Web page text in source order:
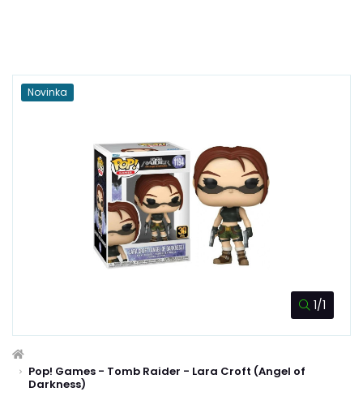
Novinka
1/1
Pop! Games - Tomb Raider - Lara Croft (Angel of
Darkness)